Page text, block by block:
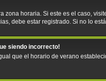
zona horaria. Si este es el caso,
debe estar registrado. Si no lo
siendo incorrecto!
que el horario de verano